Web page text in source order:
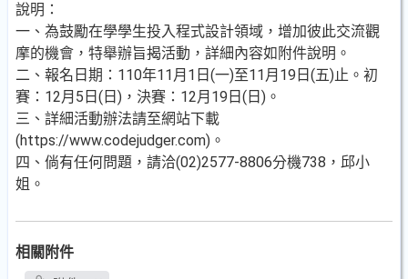
說明：
一、為鼓勵在學學生投入程式設計領域，增加彼此交流觀
摩的機會，特舉辦旨揭活動，詳細內容如附件說明。
二、報名日期：110年11月1日(一)至11月19日(五)止。初
賽：12月5日(日)，決賽：12月19日(日)。
三、詳細活動辦法請至網站下載
(https://www.codejudger.com)。
四、倘有任何問題，請洽(02)2577-8806分機738，邱小
姐。
相關附件